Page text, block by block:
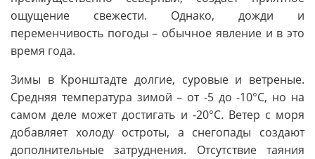
ощущение свежести. Однако, дожди и
переменчивость погоды – обычное явление и в это
время года.
Зимы в Кронштадте долгие, суровые и ветреные.
Средняя температура зимой – от -5 до -10°C, но на
самом деле может достигать и -20°C. Ветер с моря
добавляет холоду остроты, а снегопады создают
дополнительные затруднения. Отсутствие таяния